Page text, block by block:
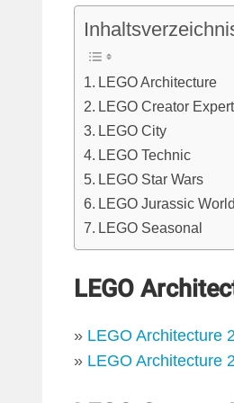
LEGO Architecture
LEGO Creator Expert
LEGO City
LEGO Technic
LEGO Star Wars
LEGO Jurassic World
LEGO Seasonal
LEGO
» LEGO Architecture
» LEGO Architecture